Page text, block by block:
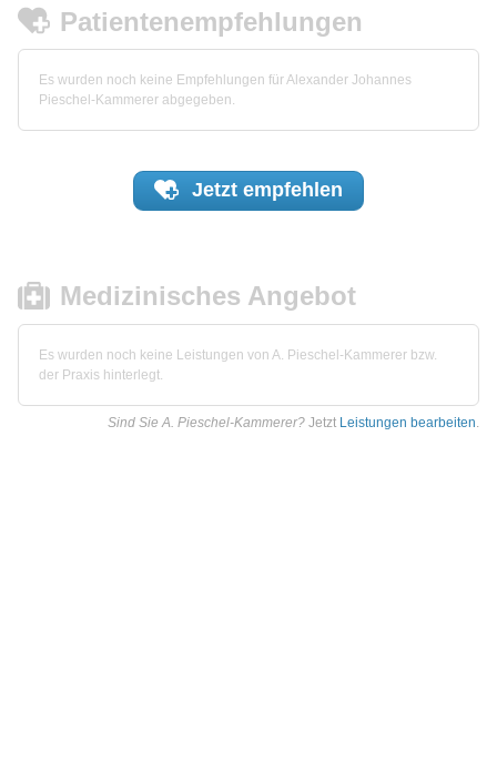
Patientenempfehlungen
Es wurden noch keine Empfehlungen für Alexander Johannes
Pieschel-Kammerer abgegeben.
Jetzt empfehlen
Medizinisches Angebot
Es wurden noch keine Leistungen von A. Pieschel-Kammerer bzw.
der Praxis hinterlegt.
Sind Sie A. Pieschel-Kammerer? Jetzt Leistungen bearbeiten.